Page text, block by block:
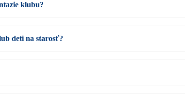
klubu?
deti na starosť?